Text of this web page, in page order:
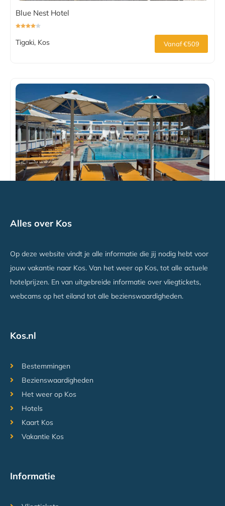
Blue Nest Hotel
Tigaki, Kos Vanaf €509
Alles over Kos
Op deze website vindt je alle informatie die jij nodig hebt voor
jouw vakantie naar Kos. Van het weer op Kos, tot alle actuele
hotelprijzen. En van uitgebreide informatie over vliegtickets,
webcams op het eiland tot alle bezienswaardigheden.
Kos.nl
Bestemmingen
Bezienswaardigheden
Het weer op Kos
Hotels
Kaart Kos
Vakantie Kos
Informatie